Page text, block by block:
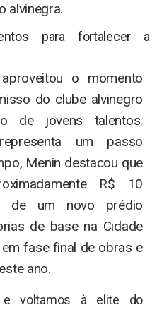
alvinegra.
para fortalecer a
o momento
do clube alvinegro
de jovens talentos.
um passo
Menin destacou que
R$ 10
de um novo prédio
de base na Cidade
fase final de obras e
ano.
e voltamos à elite do